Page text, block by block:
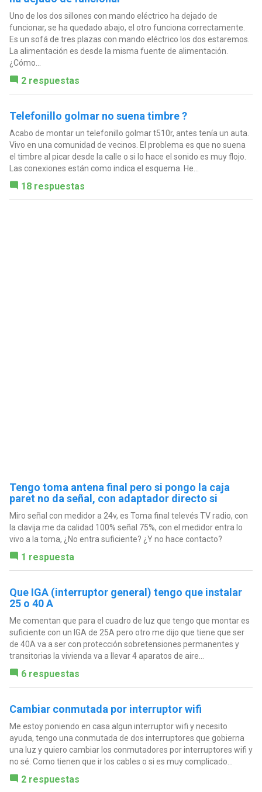
Uno de los dos sillones con mando eléctrico ha dejado de
funcionar, se ha quedado abajo, el otro funciona correctamente.
Es un sofá de tres plazas con mando eléctrico los dos estaremos.
La alimentación es desde la misma fuente de alimentación.
¿Cómo...
2 respuestas
Telefonillo golmar no suena timbre ?
Acabo de montar un telefonillo golmar t510r, antes tenía un auta.
Vivo en una comunidad de vecinos. El problema es que no suena
el timbre al picar desde la calle o si lo hace el sonido es muy flojo.
Las conexiones están como indica el esquema. He...
18 respuestas
Tengo toma antena final pero si pongo la caja
paret no da señal, con adaptador directo si
Miro señal con medidor a 24v, es Toma final televés TV radio, con
la clavija me da calidad 100% señal 75%, con el medidor entra lo
vivo a la toma, ¿No entra suficiente? ¿Y no hace contacto?
1 respuesta
Que IGA (interruptor general) tengo que instalar
25 o 40 A
Me comentan que para el cuadro de luz que tengo que montar es
suficiente con un IGA de 25A pero otro me dijo que tiene que ser
de 40A va a ser con protección sobretensiones permanentes y
transitorias la vivienda va a llevar 4 aparatos de aire...
6 respuestas
Cambiar conmutada por interruptor wifi
Me estoy poniendo en casa algun interruptor wifi y necesito
ayuda, tengo una conmutada de dos interruptores que gobierna
una luz y quiero cambiar los conmutadores por interruptores wifi y
no sé. Como tienen que ir los cables o si es muy complicado...
2 respuestas